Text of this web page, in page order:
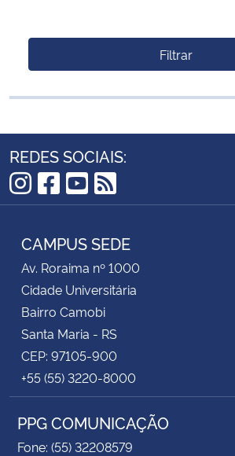
Filtrar
REDES SOCIAIS:
Instagram
Facebook
YouTube
RSS
CAMPUS SEDE
Av. Roraima nº 1000
Cidade Universitária
Bairro Camobi
Santa Maria - RS
CEP: 97105-900
+55 (55) 3220-8000
PPG COMUNICAÇÃO
Fone: (55) 32208579